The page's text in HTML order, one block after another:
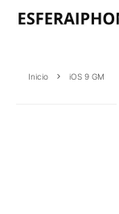
Inicio iOS 9 GM